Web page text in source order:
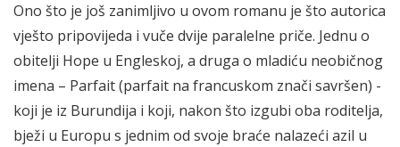
Ono što je još zanimljivo u ovom romanu je što autorica
vješto pripovijeda i vuče dvije paralelne priče. Jednu o
obitelji Hope u Engleskoj, a druga o mladiću neobičnog
imena – Parfait (parfait na francuskom znači savršen) -
koji je iz Burundija i koji, nakon što izgubi oba roditelja,
bježi u Europu s jednim od svoje braće nalazeći azil u